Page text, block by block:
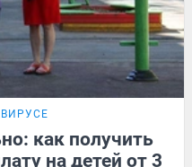
как получить
на детей от 3